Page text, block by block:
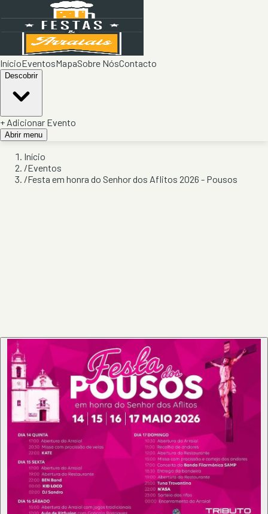
InícioEventosMapaSobre NósContacto
Descobrir
+ Adicionar Evento
Abrir menu
Início
/Eventos
/Festa em honra do Senhor dos Aflitos 2026 - Pousos